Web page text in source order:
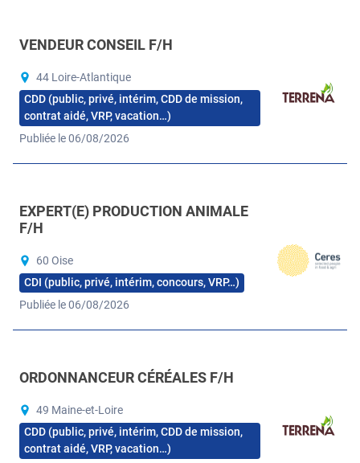
VENDEUR CONSEIL F/H
44 Loire-Atlantique
CDD (public, privé, intérim, CDD de mission,
contrat aidé, VRP, vacation…)
Publiée le 06/08/2026
EXPERT(E) PRODUCTION ANIMALE
F/H
60 Oise
CDI (public, privé, intérim, concours, VRP…)
Publiée le 06/08/2026
ORDONNANCEUR CÉRÉALES F/H
49 Maine-et-Loire
CDD (public, privé, intérim, CDD de mission,
contrat aidé, VRP, vacation…)